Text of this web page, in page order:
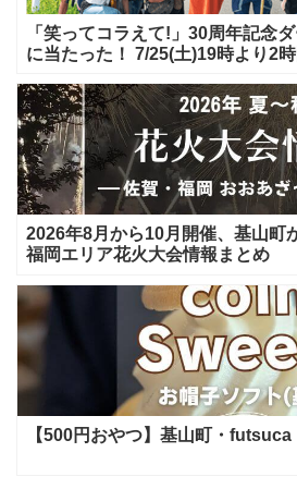
「笑ってコラえて!」30周年記念
に当たった！ 7/25(土)19時より2
2026年8月から10月開催、基山町
福岡エリア花火大会情報まとめ
【500円おやつ】基山町・futsuca